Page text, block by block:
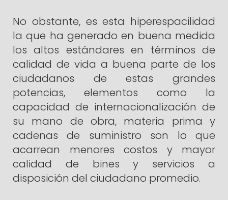
No obstante, es esta hiperespacilidad
la que ha generado en buena medida
los altos estándares en términos de
calidad de vida a buena parte de los
ciudadanos de estas grandes
potencias, elementos como la
capacidad de internacionalización de
su mano de obra, materia prima y
cadenas de suministro son lo que
acarrean menores costos y mayor
calidad de bines y servicios a
disposición del ciudadano promedio.